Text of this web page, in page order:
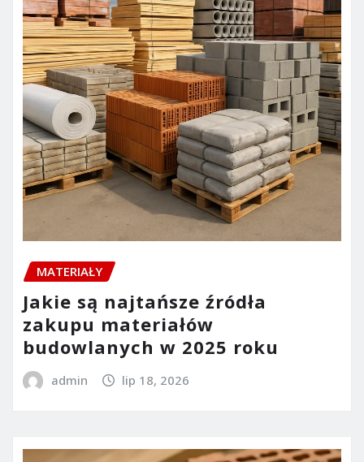
MATERIAŁY
Jakie są najtańsze źródła
zakupu materiałów
budowlanych w 2025 roku
admin lip 18, 2026